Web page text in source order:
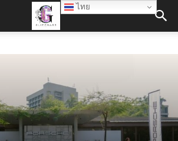
ไทย